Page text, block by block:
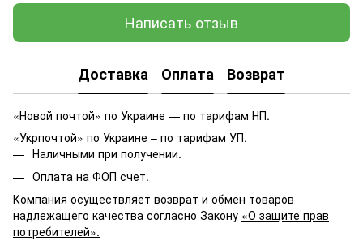
Написать отзыв
Доставка Оплата Возврат
«Новой почтой» по Украине — по тарифам НП.
«Укрпочтой» по Украине – по тарифам УП.
Наличными при получении.
Оплата на ФОП счет.
Компания осуществляет возврат и обмен товаров
надлежащего качества согласно Закону «О защите прав
потребителей».